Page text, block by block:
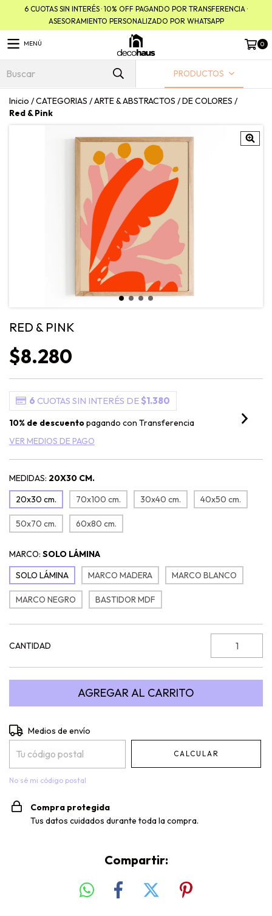
6 CUOTAS SIN INTERÉS · 10% OFF PAGANDO POR TRANSFERENCIA ·
ASESORAMIENTO PERSONALIZADO POR WHATSAPP
MENÚ 0
PRODUCTOS
Inicio /CATEGORIAS /ARTE & ABSTRACTOS /DE COLORES /
Red & Pink
RED & PINK
$8.280
6 CUOTAS SIN INTERÉS DE$1.380
10% de descuentopagando con Transferencia
VER MEDIOS DE PAGO
MEDIDAS: 20X30 CM.
20x30 cm.
70x100 cm. 30x40 cm. 40x50 cm.
50x70 cm. 60x80 cm.
MARCO: SOLO LÁMINA
SOLO LÁMINA
MARCO MADERA MARCO BLANCO
MARCO NEGRO BASTIDOR MDF
CANTIDAD
Entregas para el CP:
Medios de envío
CALCULAR
No sé mi código postal
Compra protegida
Tus datos cuidados durante toda la compra.
Compartir: